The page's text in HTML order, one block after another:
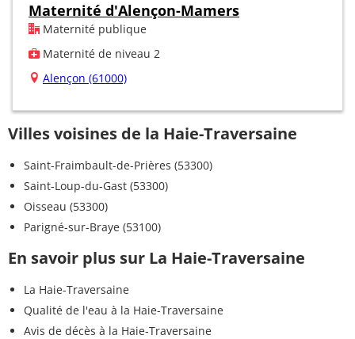
Maternité d'Alençon-Mamers
Maternité publique
Maternité de niveau 2
Alençon (61000)
Villes voisines de la Haie-Traversaine
Saint-Fraimbault-de-Prières (53300)
Saint-Loup-du-Gast (53300)
Oisseau (53300)
Parigné-sur-Braye (53100)
En savoir plus sur La Haie-Traversaine
La Haie-Traversaine
Qualité de l'eau à la Haie-Traversaine
Avis de décès à la Haie-Traversaine